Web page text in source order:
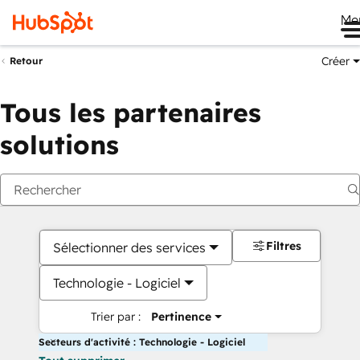
Retour Créer
Tous les partenaires
solutions
Sélectionner des services
Technologie - Logiciel
Trier par : Pertinence
Filtres
Secteurs d'activité : Technologie - Logiciel